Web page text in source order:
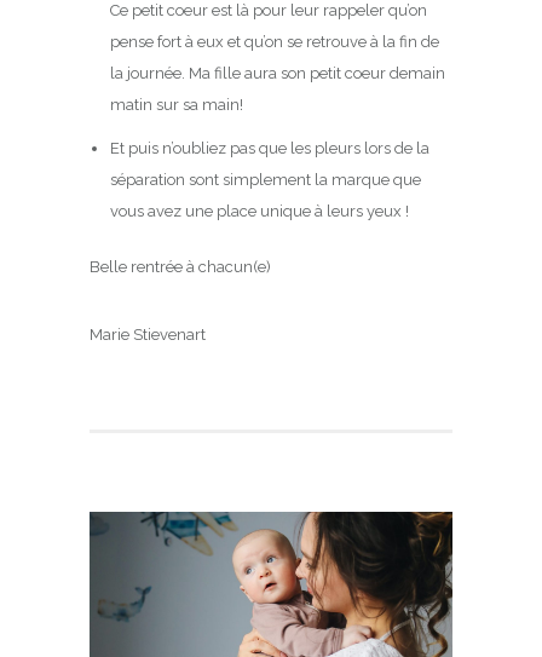
Ce petit coeur est là pour leur rappeler qu’on
pense fort à eux et qu’on se retrouve à la fin de
la journée. Ma fille aura son petit coeur demain
matin sur sa main!
Et puis n’oubliez pas que les pleurs lors de la
séparation sont simplement la marque que
vous avez une place unique à leurs yeux !
Belle rentrée à chacun(e)
Marie Stievenart